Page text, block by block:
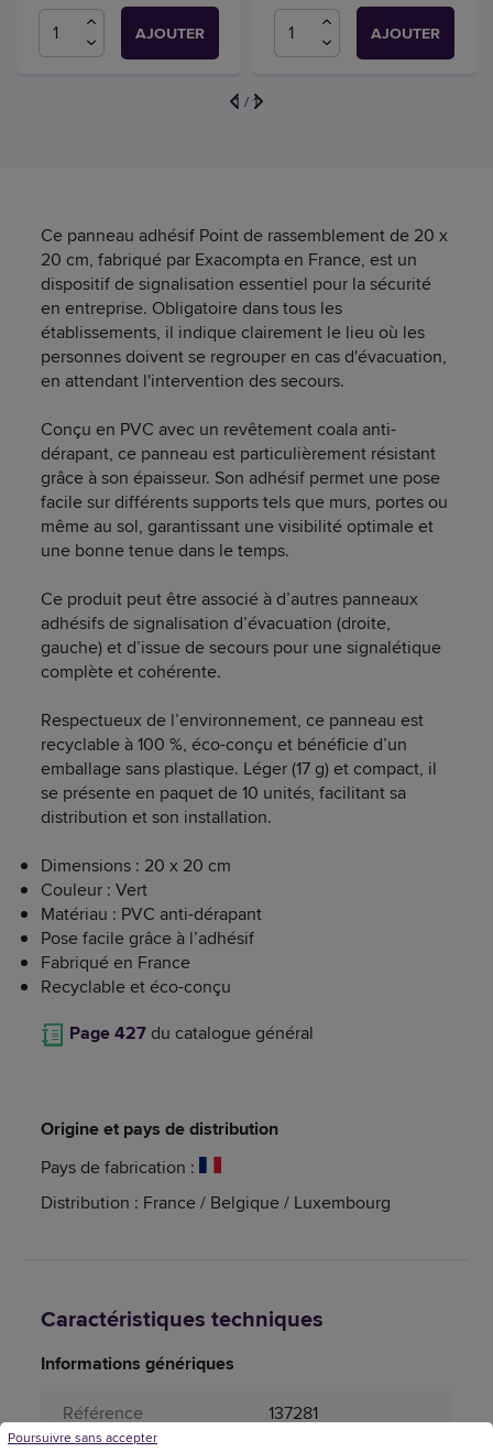
AJOUTER AJOUTER
1 / 1
Ce panneau adhésif Point de rassemblement de 20 x
20 cm, fabriqué par Exacompta en France, est un
dispositif de signalisation essentiel pour la sécurité
en entreprise. Obligatoire dans tous les
établissements, il indique clairement le lieu où les
personnes doivent se regrouper en cas d'évacuation,
en attendant l'intervention des secours.
Conçu en PVC avec un revêtement coala anti-
dérapant, ce panneau est particulièrement résistant
grâce à son épaisseur. Son adhésif permet une pose
facile sur différents supports tels que murs, portes ou
même au sol, garantissant une visibilité optimale et
une bonne tenue dans le temps.
Ce produit peut être associé à d’autres panneaux
adhésifs de signalisation d’évacuation (droite,
gauche) et d’issue de secours pour une signalétique
complète et cohérente.
Respectueux de l’environnement, ce panneau est
recyclable à 100 %, éco-conçu et bénéficie d’un
emballage sans plastique. Léger (17 g) et compact, il
se présente en paquet de 10 unités, facilitant sa
distribution et son installation.
Dimensions : 20 x 20 cm
Couleur : Vert
Matériau : PVC anti-dérapant
Pose facile grâce à l’adhésif
Fabriqué en France
Recyclable et éco-conçu
Page 427 du catalogue général
Origine et pays de distribution
Pays de fabrication :
Distribution : France / Belgique / Luxembourg
Caractéristiques techniques
Informations génériques
Référence
137281
Poursuivre sans accepter